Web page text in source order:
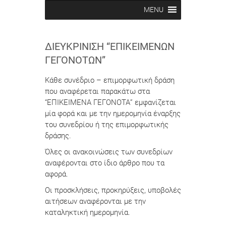
MENU
ΔΙΕΥΚΡΊΝΙΣΗ “ΕΠΙΚΕΊΜΕΝΩΝ
ΓΕΓΟΝΌΤΩΝ”
Κάθε συνέδριο – επιμορφωτική δράση
που αναφέρεται παρακάτω στα
“ΕΠΙΚΕΙΜΕΝΑ ΓΕΓΟΝΟΤΑ” εμφανίζεται
μία φορά και με την ημερομηνία έναρξης
του συνεδρίου ή της επιμορφωτικής
δράσης.
Όλες οι ανακοινώσεις των συνεδρίων
αναφέρονται στο ίδιο άρθρο που τα
αφορά.
Οι προσκλήσεις, προκηρύξεις, υποβολές
αιτήσεων αναφέρονται με την
καταληκτική ημερομηνία.